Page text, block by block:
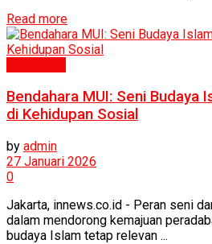
Read more
Bendahara MUI: Seni Budaya
di Kehidupan Sosial
by admin
27 Januari 2026
0
Jakarta, innews.co.id - Peran seni
dalam mendorong kemajuan
budaya Islam tetap relevan ...